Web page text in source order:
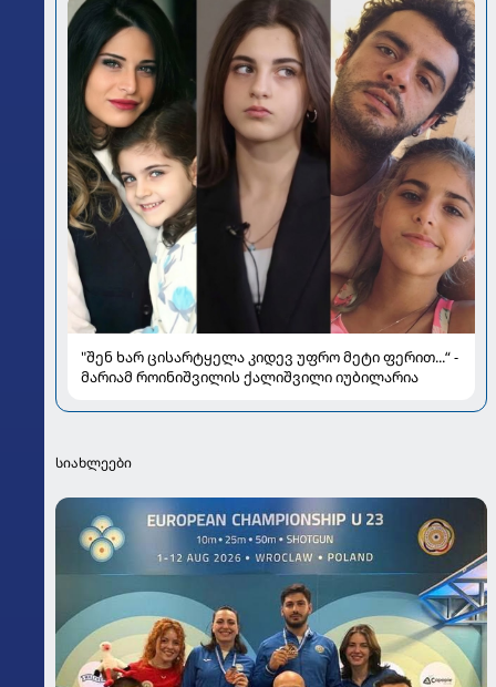
"შენ ხარ ცისარტყელა კიდევ უფრო მეტი ფერით...“ -
მარიამ როინიშვილის ქალიშვილი იუბილარია
სიახლეები